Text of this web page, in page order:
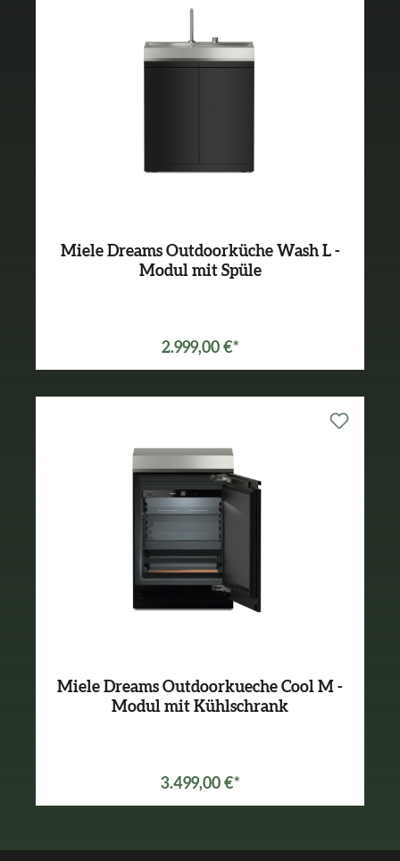
Miele Dreams Outdoorküche Wash L -
Modul mit Spüle
2.999,00 €*
Miele Dreams Outdoorkueche Cool M -
Modul mit Kühlschrank
3.499,00 €*